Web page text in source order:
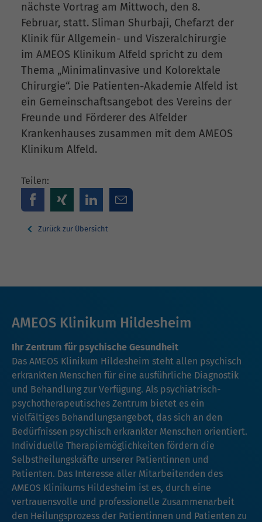
nächste Vortrag am Mittwoch, den 8.
Februar, statt. Sliman Shurbaji, Chefarzt der
Klinik für Allgemein- und Viszeralchirurgie
im AMEOS Klinikum Alfeld spricht zu dem
Thema „Minimalinvasive und Kolorektale
Chirurgie“. Die Patienten-Akademie Alfeld ist
ein Gemeinschaftsangebot des Vereins der
Freunde und Förderer des Alfelder
Krankenhauses zusammen mit dem AMEOS
Klinikum Alfeld.
Teilen:
Zurück zur Übersicht
AMEOS Klinikum Hildesheim
Ihr Zentrum für psychische Gesundheit
Das AMEOS Klinikum Hildesheim steht allen psychisch
erkrankten Menschen für eine ausführliche Diagnostik
und Behandlung zur Verfügung. Als psychiatrisch-
psychotherapeutisches Zentrum bietet es ein
vielfältiges Behandlungsangebot, das sich an den
Bedürfnissen psychisch erkrankter Menschen orientiert.
Individuelle Therapiemöglichkeiten fördern die
Selbstheilungskräfte unserer Patientinnen und
Patienten. Das Interesse aller Mitarbeitenden des
AMEOS Klinikums Hildesheim ist es, durch eine
vertrauensvolle und professionelle Zusammenarbeit
den Heilungsprozess der Patientinnen und Patienten zu